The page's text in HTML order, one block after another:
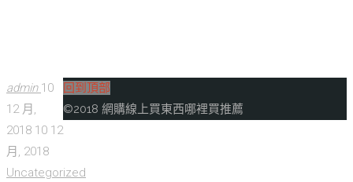
admin 10
12 月,
2018 10 12
月, 2018
Uncategorized
回到頂部
©2018 網購線上買東西哪裡買推薦